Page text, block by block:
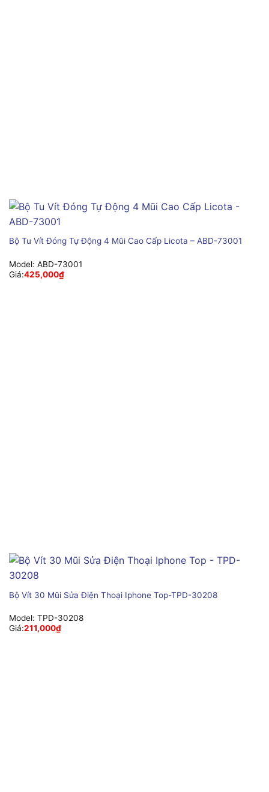
Bộ Tu Vít Đóng Tự Động 4 Mũi Cao Cấp Licota – ABD-73001
Model: ABD-73001
Giá:425,000₫
Bộ Vít 30 Mũi Sửa Điện Thoại Iphone Top-TPD-30208
Model: TPD-30208
Giá:211,000₫